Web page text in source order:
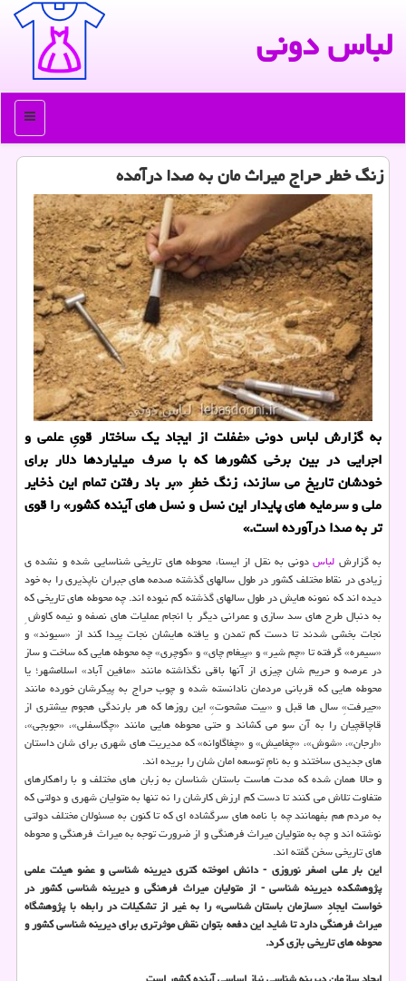
لباس دونی
منو
زنگ خطر حراج میراث مان به صدا درآمده
به گزارش لباس دونی «غفلت از ایجاد یک ساختار قویِ علمی و
اجرایی در بین برخی کشورها که با صرف میلیاردها دلار برای
خودشان تاریخ می سازند، زنگ خطرِ «بر باد رفتن تمام این ذخایر
ملی و سرمایه های پایدار این نسل و نسل های آینده کشور» را قوی
تر به صدا درآورده است.»
به گزارش لباسدونی به نقل از ایسنا، محوطه های تاریخی شناسایی شده و نشده ی
زیادی در نقاط مختلف کشور در طول سالهای گذشته صدمه های جبران ناپذیری را به خود
دیده اند که نمونه هایش در طول سالهای گذشته کم نبوده اند. چه محوطه های تاریخی که
به دنبال طرح های سد سازی و عمرانی دیگر با انجام عملیات های نصفه و نیمه کاوش ِ
نجات بخشی شدند تا دست کم تمدن و یافته هایشان نجات پیدا کند از «سیوند» و
«سیمره» گرفته تا «چم شیر» و «پیغام چای» و «کوچری» چه محوطه هایی که ساخت و ساز
در عرصه و حریم شان چیزی از آنها باقی نگذاشته مانند «مافین آباد» اسلامشهر؛ یا
محوطه هایی که قربانی مردمان نادانسته شده و چوب حراج به پیکرشان خورده مانند
«جیرفت»ِ سال ها قبل و «بیت مشحوت»ِ این روزها که هر بارندگی هجوم بیشتری از
قاچاقچیان را به آن سو می کشاند و حتی محوطه هایی مانند «چگاسفلی»، «جوبجی»،
«ارجان»، «شوش»، «چغامیش» و «چغاگاوانه» که مدیریت های شهری برای شان داستان
های جدیدی ساختند و به نامِ توسعه امان شان را بریده اند.
و حالا همان شده که مدت هاست باستان شناسان به زبان های مختلف و با راهکارهای
متفاوت تلاش می کنند تا دست کم ارزش کارشان را نه تنها به متولیان شهری و دولتی که
به مردم هم بفهمانند چه با نامه های سرگشاده ای که تا کنون به مسئولان مختلف دولتی
نوشته اند و چه به متولیان میراث فرهنگی و از ضرورت توجه به میراث فرهنگی و محوطه
های تاریخی سخن گفته اند.
این بار علی اصغر نوروزی - دانش اموخته کتری دیرینه شناسی و عضو هیئت علمی
پژوهشکده دیرینه شناسی - از متولیان میراث فرهنگی و دیرینه شناسی کشور در
خواست ایجادِ «سازمان باستان شناسی» را به غیر از تشکیلات در رابطه با پژوهشگاه
میراث فرهنگی دارد تا شاید این دفعه بتوان نقش موثرتری برای دیرینه شناسی کشور و
محوطه های تاریخی بازی کرد.